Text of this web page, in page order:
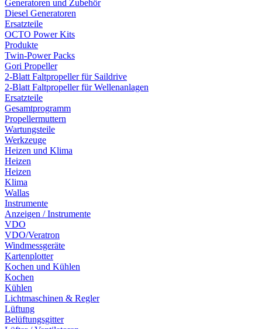
Generatoren und Zubehör
Diesel Generatoren
Ersatzteile
OCTO Power Kits
Produkte
Twin-Power Packs
Gori Propeller
2-Blatt Faltpropeller für Saildrive
2-Blatt Faltpropeller für Wellenanlagen
Ersatzteile
Gesamtprogramm
Propellermuttern
Wartungsteile
Werkzeuge
Heizen und Klima
Heizen
Heizen
Klima
Wallas
Instrumente
Anzeigen / Instrumente
VDO
VDO/Veratron
Windmessgeräte
Kartenplotter
Kochen und Kühlen
Kochen
Kühlen
Lichtmaschinen & Regler
Lüftung
Belüftungsgitter